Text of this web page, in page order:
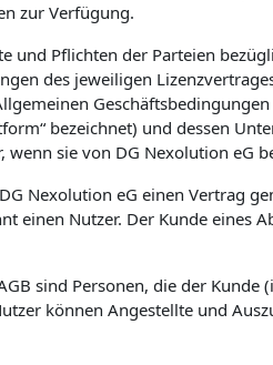
zur Verfügung.
und Pflichten der Parteien
des jeweiligen
bezeichnet) und dessen
wenn sie von DG Nexolution eG
DG Nexolution eG einen Vertrag
einen Nutzer. Der Kunde
sind Personen, die der
können Angestellte und